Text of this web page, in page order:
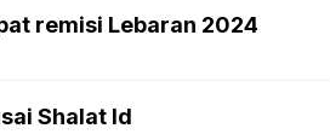
remisi Lebaran 2024
Shalat Id